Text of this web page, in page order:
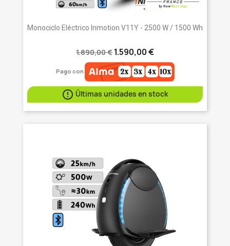
Monociclo Eléctrico Inmotion V11Y - 2500 W / 1500 Wh
1.890,00 € 1.590,00 €
Pago con
 Últimas unidades en stock